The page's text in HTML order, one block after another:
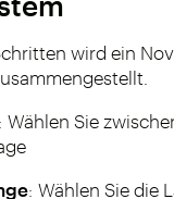
wird ein
: Wählen Sie
: Wählen Sie die